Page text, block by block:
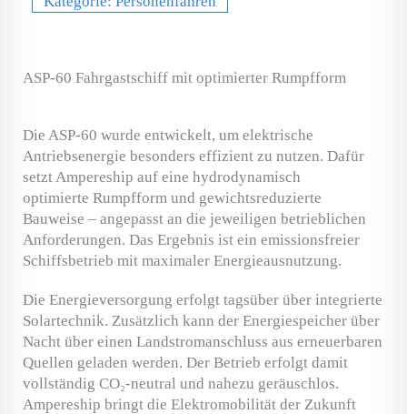
ASP-60 Fahrgastschiff mit optimierter Rumpfform
Die ASP-60 wurde entwickelt, um elektrische
Antriebsenergie besonders effizient zu nutzen. Dafür
setzt Ampereship auf eine hydrodynamisch
optimierte Rumpfform und gewichtsreduzierte
Bauweise – angepasst an die jeweiligen betrieblichen
Anforderungen. Das Ergebnis ist ein emissionsfreier
Schiffsbetrieb mit maximaler Energieausnutzung.
Die Energieversorgung erfolgt tagsüber über integrierte
Solartechnik. Zusätzlich kann der Energiespeicher über
Nacht über einen Landstromanschluss aus erneuerbaren
Quellen geladen werden. Der Betrieb erfolgt damit
vollständig CO₂-neutral und nahezu geräuschlos.
Ampereship bringt die Elektromobilität der Zukunft